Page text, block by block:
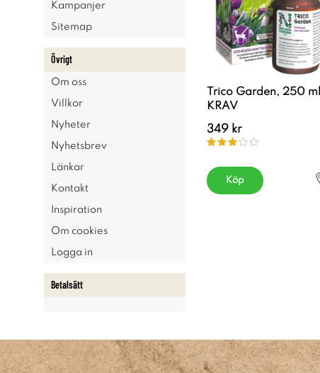
Kampanjer
Sitemap
Övrigt
Om oss
Villkor
Nyheter
Nyhetsbrev
Länkar
Kontakt
Inspiration
Om cookies
Logga in
Betalsätt
Trico Garden, 250
KRAV
349 kr
Köp